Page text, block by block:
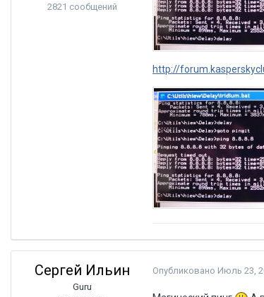
2821 сообщений
http://
Сергей Ильин
Guru
Опубликовано Июль 23,